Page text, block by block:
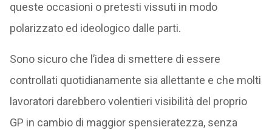
queste occasioni o pretesti vissuti in modo
polarizzato ed ideologico dalle parti.
Sono sicuro che l’idea di smettere di essere
controllati quotidianamente sia allettante e che molti
lavoratori darebbero volentieri visibilità del proprio
GP in cambio di maggior spensieratezza, senza